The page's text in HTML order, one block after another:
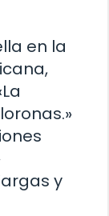
en la
y